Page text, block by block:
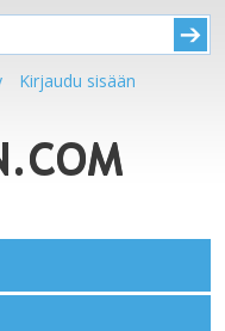
Kirjaudu sisään